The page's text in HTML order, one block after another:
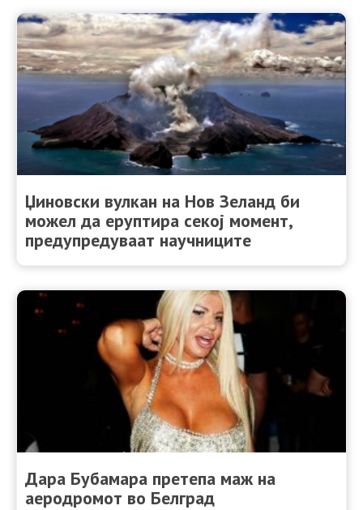
Џиновски вулкан на Нов Зеланд би
можел да еруптира секој момент,
предупредуваат научниците
Дара Бубамара претепа маж на
аеродромот во Белград